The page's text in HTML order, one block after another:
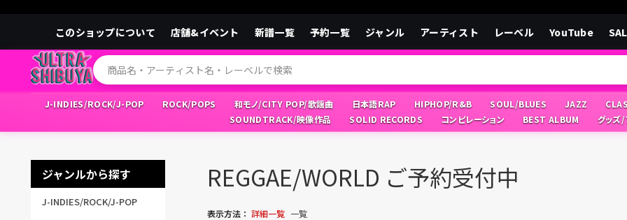
このショップについて 店舗&イベント 新譜一覧 予約一覧 ジャンル アーティスト レーベル YouTube
J-INDIES/ROCK/J-POP ROCK/POPS 和モノ/CITY POP/歌謡曲 日本語RAP HIPHOP/R&B SOUL/BLUES JAZZ
SOUNDTRACK/映像作品
SOLID RECORDS コンピレーション BEST ALBUM グッズ
ジャンルから探す
J-INDIES/ROCK/J-POP
REGGAE/WORLD ご予約受付中
表示方法： 詳細一覧 一覧